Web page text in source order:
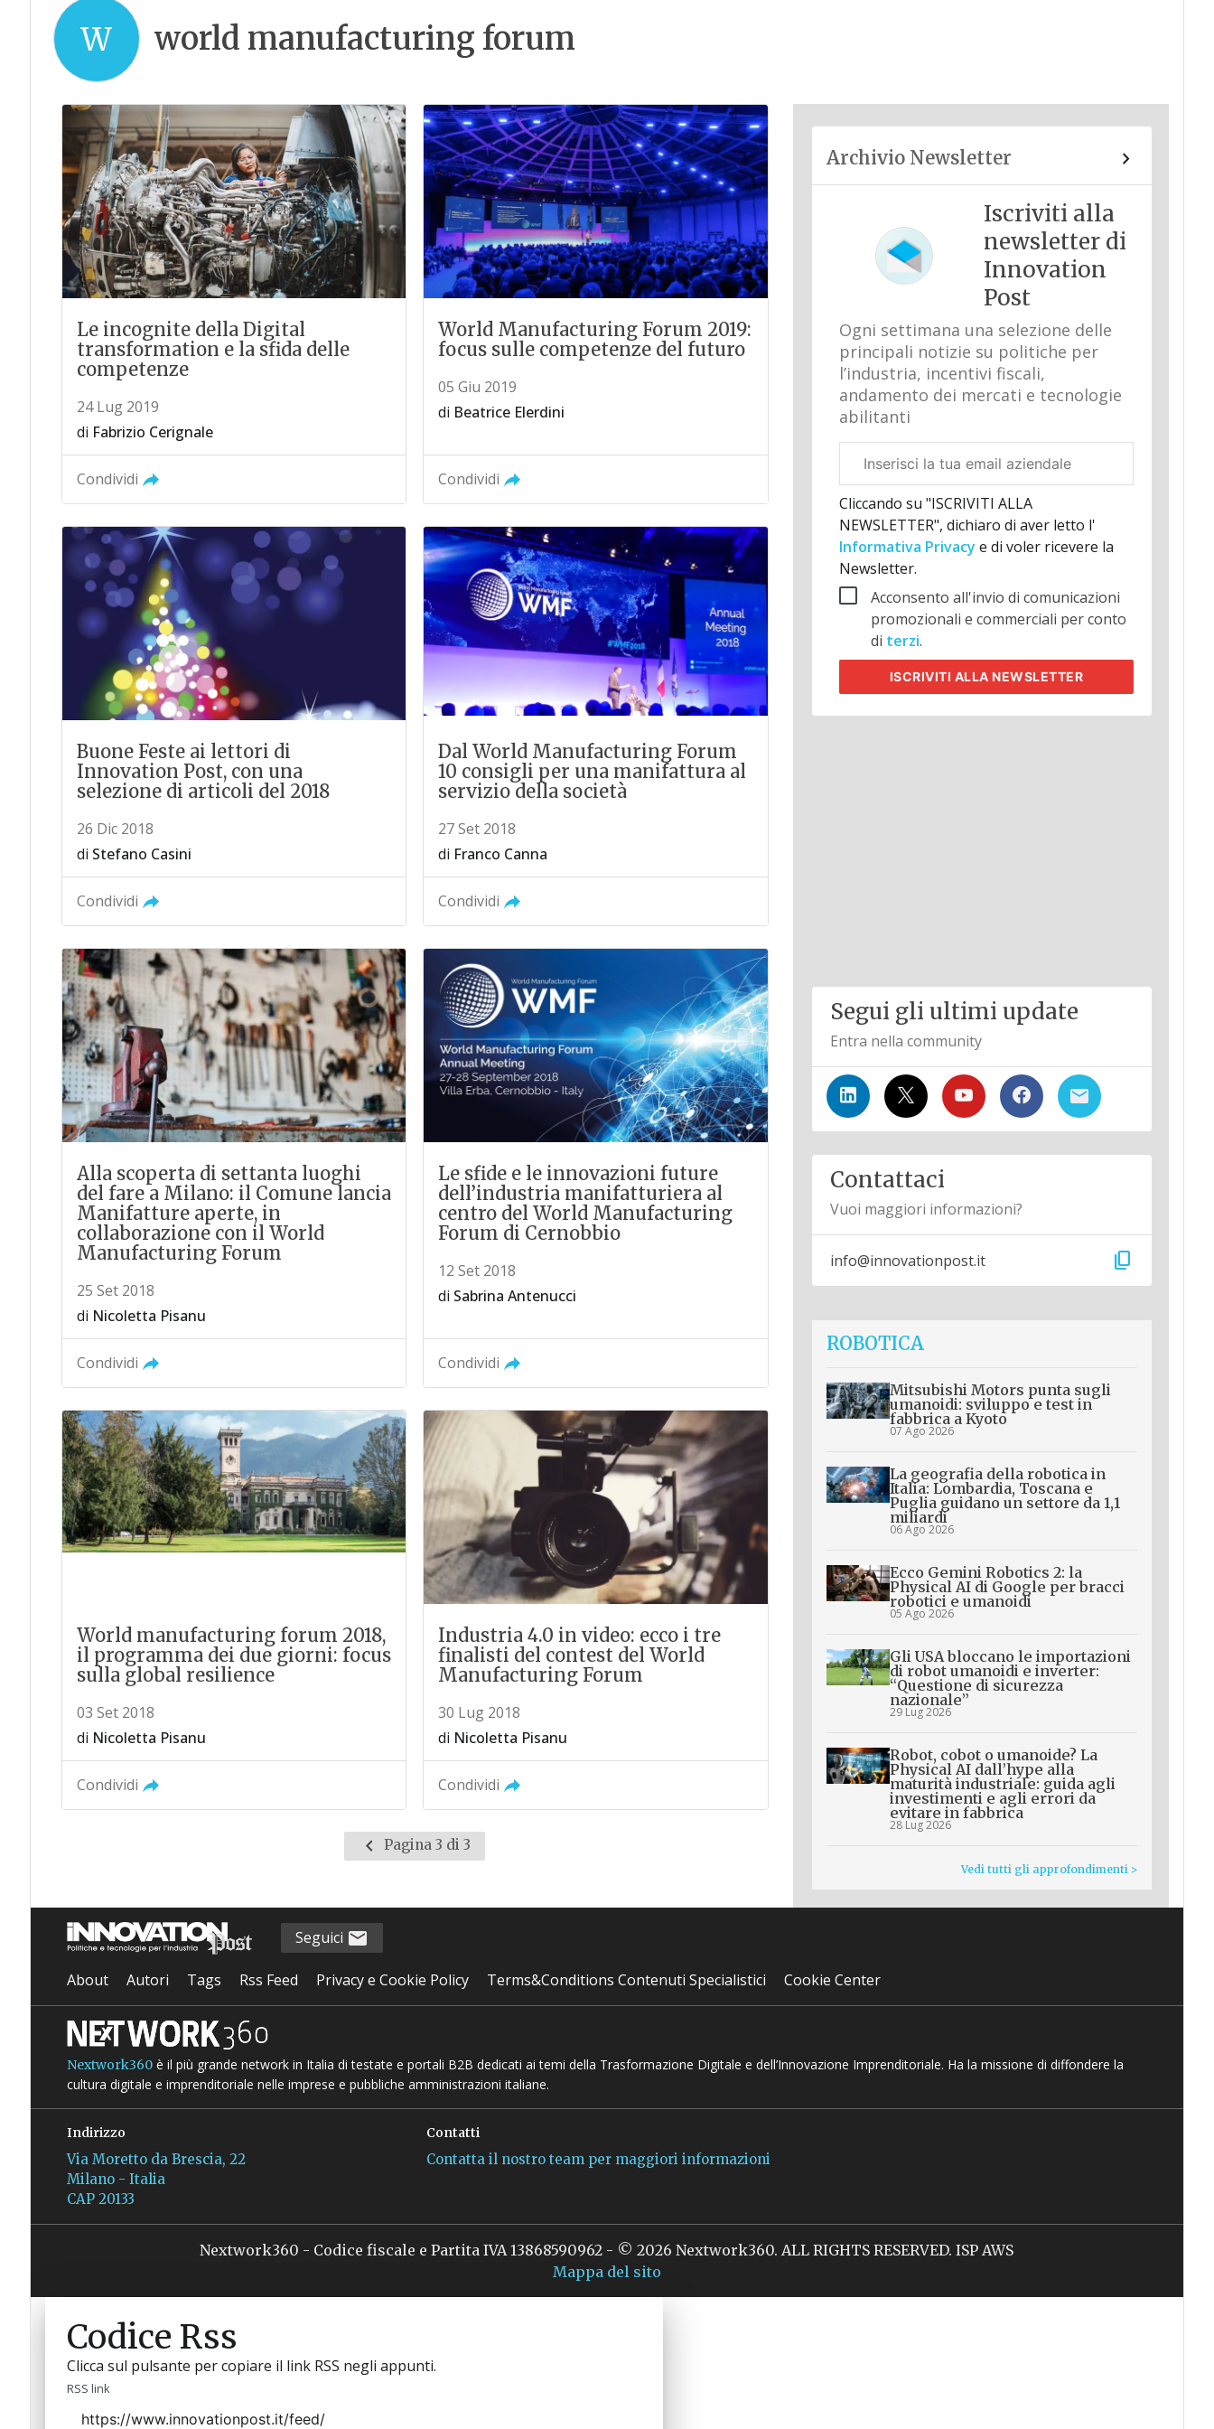
W world manufacturing forum
Le incognite della Digital
transformation e la sfida delle
competenze
24 Lug 2019
di Fabrizio Cerignale
Condividi
World Manufacturing Forum 2019:
focus sulle competenze del futuro
05 Giu 2019
di Beatrice Elerdini
Condividi
Buone Feste ai lettori di
Innovation Post, con una
selezione di articoli del 2018
26 Dic 2018
di Stefano Casini
Condividi
Dal World Manufacturing Forum
10 consigli per una manifattura al
servizio della società
27 Set 2018
di Franco Canna
Condividi
Alla scoperta di settanta luoghi
del fare a Milano: il Comune lancia
Manifatture aperte, in
collaborazione con il World
Manufacturing Forum
25 Set 2018
di Nicoletta Pisanu
Condividi
Le sfide e le innovazioni future
dell’industria manifatturiera al
centro del World Manufacturing
Forum di Cernobbio
12 Set 2018
di Sabrina Antenucci
Condividi
World manufacturing forum 2018,
il programma dei due giorni: focus
sulla global resilience
03 Set 2018
di Nicoletta Pisanu
Condividi
Industria 4.0 in video: ecco i tre
finalisti del contest del World
Manufacturing Forum
30 Lug 2018
di Nicoletta Pisanu
Condividi
Pagina
precedente
Pagina 3 di 3
Archivio Newsletter
Iscriviti alla
newsletter di
Innovation
Post
Ogni settimana una selezione delle
principali notizie su politiche per
l’industria, incentivi fiscali,
andamento dei mercati e tecnologie
abilitanti
aziendale
Cliccando su "ISCRIVITI ALLA
NEWSLETTER", dichiaro di aver letto l'
Informativa Privacy e di voler ricevere la
Newsletter.
Acconsento all'invio di comunicazioni
promozionali e commerciali per conto
di terzi.
ISCRIVITI ALLA NEWSLETTER
Segui gli ultimi update
Entra nella community
Contattaci
Vuoi maggiori informazioni?
info@innovationpost.it content_copy
ROBOTICA
Mitsubishi Motors punta sugli
umanoidi: sviluppo e test in
fabbrica a Kyoto
07 Ago 2026
La geografia della robotica in
Italia: Lombardia, Toscana e
Puglia guidano un settore da 1,1
miliardi
06 Ago 2026
Ecco Gemini Robotics 2: la
Physical AI di Google per bracci
robotici e umanoidi
05 Ago 2026
Gli USA bloccano le importazioni
di robot umanoidi e inverter:
“Questione di sicurezza
nazionale”
29 Lug 2026
Robot, cobot o umanoide? La
Physical AI dall’hype alla
maturità industriale: guida agli
investimenti e agli errori da
evitare in fabbrica
28 Lug 2026
Vedi tutti gli approfondimenti >
Seguici
About Autori Tags Rss Feed Privacy e Cookie Policy Terms&Conditions Contenuti Specialistici Cookie Center
Nextwork360è il più grande network in Italia di testate e portali B2B dedicati ai temi della Trasformazione Digitale e dell’Innovazione Imprenditoriale. Ha la missione di diffondere la
cultura digitale e imprenditoriale nelle imprese e pubbliche amministrazioni italiane.
Indirizzo
Via Moretto da Brescia, 22
Milano - Italia
CAP 20133
Contatti
Contatta il nostro team per maggiori informazioni
Nextwork360 - Codice fiscale e Partita IVA 13868590962 - © 2026 Nextwork360. ALL RIGHTS RESERVED. ISP AWS
Mappa del sito
Codice Rss
Clicca sul pulsante per copiare il link RSS negli appunti.
RSS link